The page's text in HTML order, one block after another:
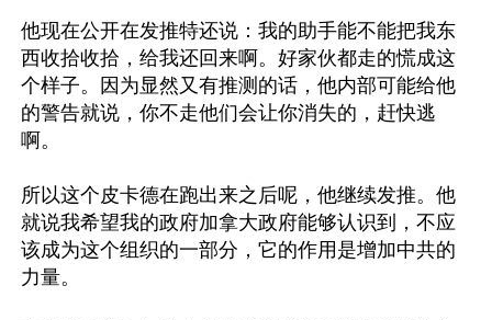
他现在公开在发推特还说：我的助手能不能把我东
西收拾收拾，给我还回来啊。好家伙都走的慌成这
个样子。因为显然又有推测的话，他内部可能给他
的警告就说，你不走他们会让你消失的，赶快逃
啊。
所以这个皮卡德在跑出来之后呢，他继续发推。他
就说我希望我的政府加拿大政府能够认识到，不应
该成为这个组织的一部分，它的作用是增加中共的
力量。